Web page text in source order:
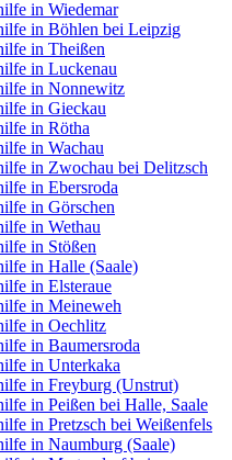
in Wiedemar
in Böhlen bei Leipzig
in Theißen
in Luckenau
in Nonnewitz
in Gieckau
in Rötha
in Wachau
in Zwochau bei Delitzsch
in Ebersroda
in Görschen
in Wethau
in Stößen
in Halle (Saale)
in Elsteraue
in Meineweh
in Oechlitz
in Baumersroda
in Unterkaka
in Freyburg (Unstrut)
in Peißen bei Halle, Saale
in Pretzsch bei Weißenfels
in Naumburg (Saale)